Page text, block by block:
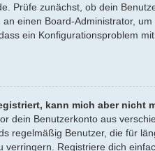
Prüfe zunächst, ob dein
einen Board-Administrator,
ein Konfigurationsproblem
kann mich aber nicht
dein Benutzerkonto aus
regelmäßig Benutzer, die für
verringern. Registriere dich